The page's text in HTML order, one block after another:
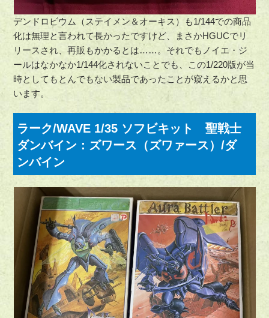
デンドロビウム（ステイメン＆オーキス）も1/144での商品
化は無理と言われて長かったですけど、まさかHGUCでリ
リースされ、再販もかかるとは……。それでもノイエ・ジ
ールはなかなか1/144化されないことでも、この1/220版が当
時としてもとんでもない製品であったことが窺えるかと思
います。
ラーク/WAVE 1/35 ソフビキット 聖戦士
ダンバイン：ズワース（ズワァース）/ダ
ンバイン